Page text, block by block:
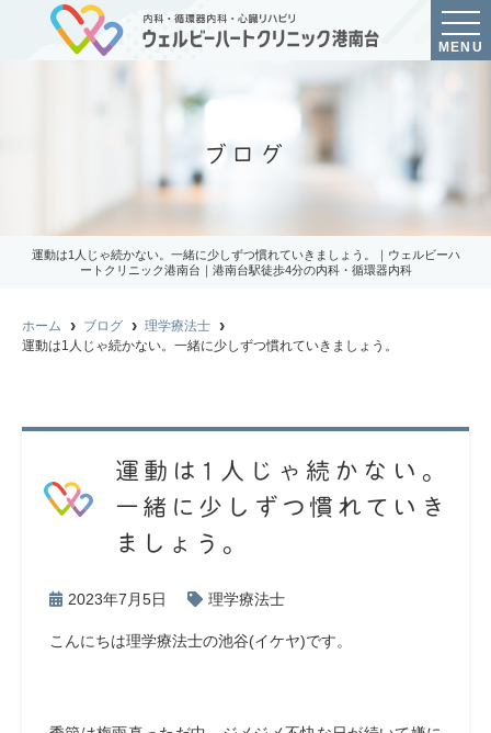
MENU
ブログ
運動は1人じゃ続かない。一緒に少しずつ慣れていきましょう。｜ウェルビーハ
ートクリニック港南台｜港南台駅徒歩4分の内科・循環器内科
ホーム ブログ
理学療法士
運動は1人じゃ続かない。一緒に少しずつ慣れていきましょう。
運動は1人じゃ続かない。
一緒に少しずつ慣れていき
ましょう。
2023年7月5日 理学療法士
こんにちは理学療法士の池谷(イケヤ)です。